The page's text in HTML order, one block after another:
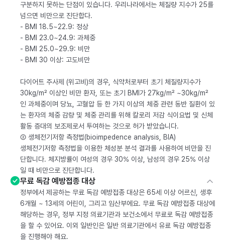
구분하지 못하는 단점이 있습니다. 우리나라에서는 체질량 지수가 25를
넘으면 비만으로 진단합다.
- BMI 18.5~22.9: 정상
- BMI 23.0~24.9: 과체중
- BMI 25.0~29.9: 비만
- BMI 30 이상: 고도비만
다이어트 주사제 (위고비)의 경우, 식약처로부터 초기 체질량지수가
30kg/m² 이상인 비만 환자, 또는 초기 BMI가 27kg/m² ~30kg/m²
인 과체중이며 당뇨, 고혈압 등 한 가지 이상의 체중 관련 동반 질환이 있
는 환자의 체중 감량 및 체중 관리를 위해 칼로리 저감 식이요법 및 신체
활동 증대의 보조제로서 투여하는 것으로 허가 받았습니다.
② 생체전기저항 측정법(bioimpedence analysis, BIA)
생체전기저항 측정법을 이용한 체성분 분석 결과를 사용하여 비만을 진
단합니다. 체지방률이 여성의 경우 30% 이상, 남성의 경우 25% 이상
일 때 비만으로 진단합니다.
무료 독감 예방접종 대상
정부에서 제공하는 무료 독감 예방접종 대상은 65세 이상 어르신, 생후
6개월 ~ 13세의 어린이, 그리고 임산부에요. 무료 독감 예방접종 대상에
해당하는 경우, 정부 지정 의료기관과 보건소에서 무료로 독감 예방접종
을 할 수 있어요. 이외 일반인은 일반 의료기관에서 유료 독감 예방접종
을 진행해야 해요.